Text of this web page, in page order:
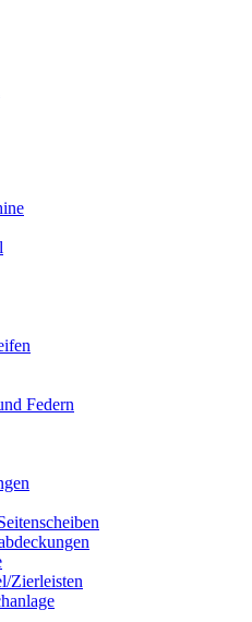
Federn
Zierleisten